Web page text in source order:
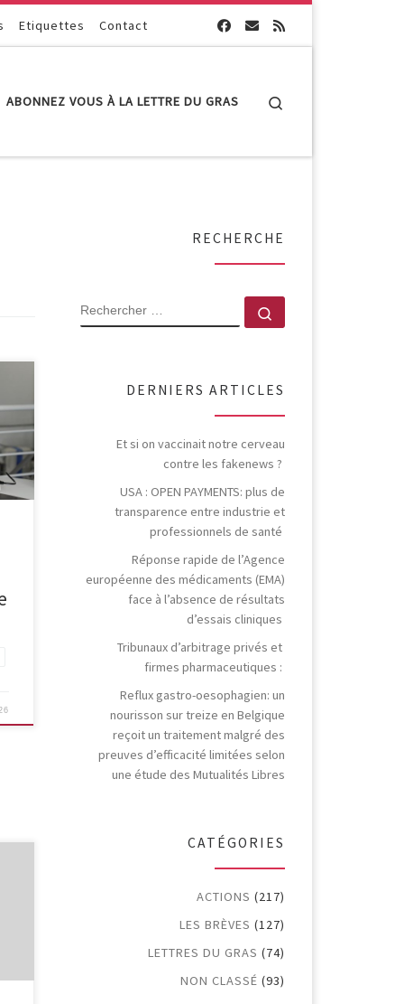
Etiquettes Contact
ABONNEZ VOUS À LA LETTRE DU GRAS
et
le
RECHERCHE
RECHERCHER
DERNIERS ARTICLES
Et si on vaccinait notre cerveau
contre les fakenews ?
USA : OPEN PAYMENTS: plus de
transparence entre industrie et
professionnels de santé
Réponse rapide de l’Agence
européenne des médicaments (EMA)
face à l’absence de résultats
d’essais cliniques
Tribunaux d’arbitrage privés et
firmes pharmaceutiques :
Reflux gastro-oesophagien: un
nourisson sur treize en Belgique
reçoit un traitement malgré des
preuves d’efficacité limitées selon
une étude des Mutualités Libres
CATÉGORIES
ACTIONS (217)
LES BRÈVES (127)
LETTRES DU GRAS (74)
NON CLASSÉ (93)